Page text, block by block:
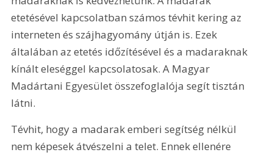
etetésével kapcsolatban számos tévhit kering az
interneten és szájhagyomány útján is. Ezek
általában az etetés időzítésével és a madaraknak
kínált eleséggel kapcsolatosak. A Magyar
Madártani Egyesület összefoglalója segít tisztán
látni.
Tévhit, hogy a madarak emberi segítség nélkül
nem képesek átvészelni a telet. Ennek ellenére